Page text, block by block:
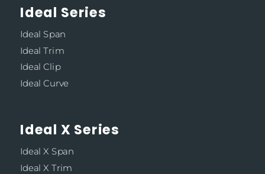
Ideal Series
Ideal Span
Ideal Trim
Ideal Clip
Ideal Curve
Ideal X Series
Ideal X Span
Ideal X Trim